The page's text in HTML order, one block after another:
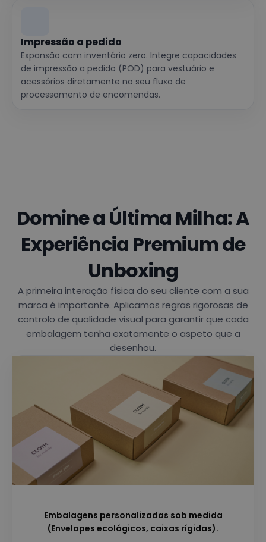
Impressão a pedido
Expansão com inventário zero. Integre capacidades
de impressão a pedido (POD) para vestuário e
acessórios diretamente no seu fluxo de
processamento de encomendas.
Domine a Última Milha: A
Experiência Premium de
Unboxing
A primeira interação física do seu cliente com a sua
marca é importante. Aplicamos regras rigorosas de
controlo de qualidade visual para garantir que cada
embalagem tenha exatamente o aspeto que a
desenhou.
Embalagens personalizadas sob medida
(Envelopes ecológicos, caixas rígidas).